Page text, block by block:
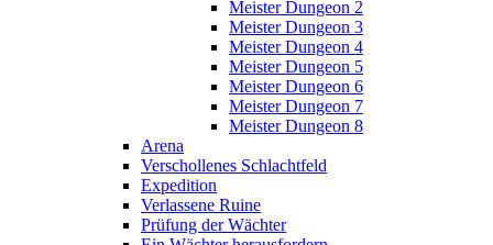
Meister Dungeon 2
Meister Dungeon 3
Meister Dungeon 4
Meister Dungeon 5
Meister Dungeon 6
Meister Dungeon 7
Meister Dungeon 8
Arena
Verschollenes Schlachtfeld
Expedition
Verlassene Ruine
Prüfung der Wächter